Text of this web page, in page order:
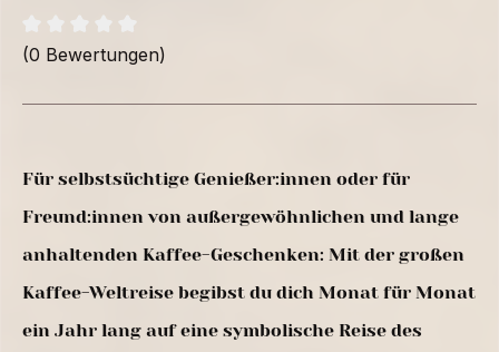
(0 Bewertungen)
Für selbstsüchtige Genießer:innen oder für
Freund:innen von außergewöhnlichen und lange
anhaltenden Kaffee-Geschenken: Mit der großen
Kaffee-Weltreise begibst du dich Monat für Monat
ein Jahr lang auf eine symbolische Reise des